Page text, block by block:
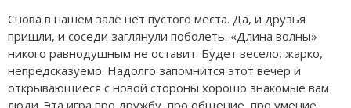
Снова в нашем зале нет пустого места. Да, и друзья
пришли, и соседи заглянули поболеть. «Длина волны»
никого равнодушным не оставит. Будет весело, жарко,
непредсказуемо. Надолго запомнится этот вечер и
открывающиеся с новой стороны хорошо знакомые вам
люди. Эта игра про дружбу, про общение, про умение
Для двоих
В дорогу
Тик-Так-Бумм
Корни / Root
Кланк! / Clank!
Лавкрафт